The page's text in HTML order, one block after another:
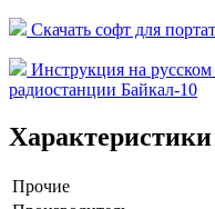
Скачать софт для
Инструкция на
радиостанции Байкал-10
Характеристики
Прочие